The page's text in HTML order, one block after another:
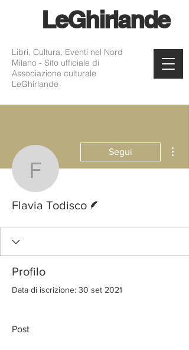
LeGhirlande
Libri, Cultura, Eventi nel Nord
Milano - Sito ufficiale di
Associazione culturale
LeGhirlande
Flavia Todisco
Segui
Flavia Todisco
Profilo
Data di iscrizione: 30 set 2021
Post